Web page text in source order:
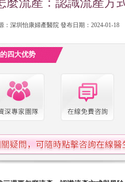
：深圳怡康婦產醫院 發布日期：2024-01-18
四大优势